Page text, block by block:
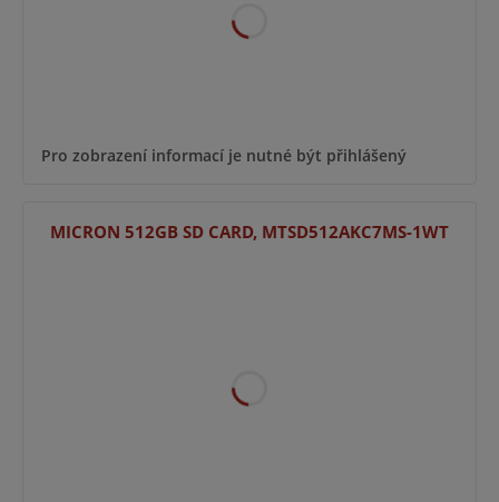
Pro zobrazení informací je nutné být přihlášený
MICRON 512GB SD CARD, MTSD512AKC7MS-1WT